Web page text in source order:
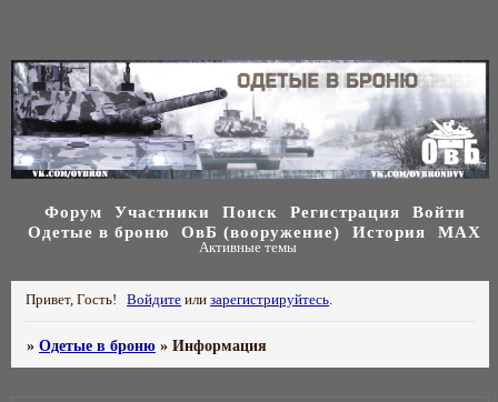
Форум Участники Поиск Регистрация
Войти
Одетые в броню
ОвБ (вооружение) История МАХ
Активные темы
Привет, Гость! Войдите илизарегистрируйтесь.
»Одетые в броню »Информация